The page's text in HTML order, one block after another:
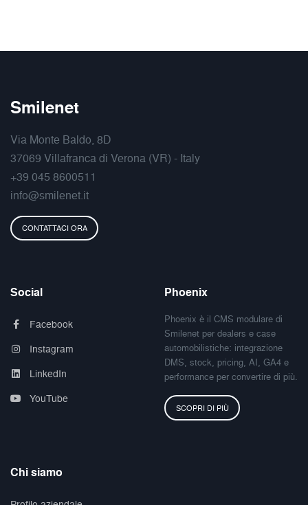
Smilenet
Via Monte Baldo, 8D
37069 Villafranca di Verona (VR) - Italy
+39 045 8600511
info@smilenet.it
CONTATTACI ORA
Social
Facebook
Instagram
LinkedIn
YouTube
Phoenix
Phoenix è il CMS modulare di
Smilenet per dealers e case
automobilistiche: integrazione
DMS, stock, pricing, AI, GA4 e
performance per convertire di più.
SCOPRI DI PIÙ
Chi siamo